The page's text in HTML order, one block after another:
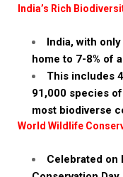
India’s Rich
India, with
home to 7-8% of
This includes
91,000 species
most biodiverse
World Wildlife
Celebrated on